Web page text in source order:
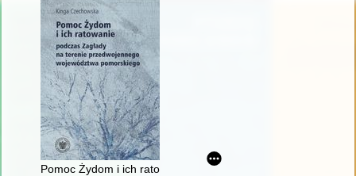
Pomoc Żydom i ich ratowanie podczas Zagłady na terenie